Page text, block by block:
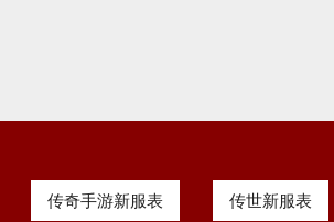
传奇手游新服表 传世新服表